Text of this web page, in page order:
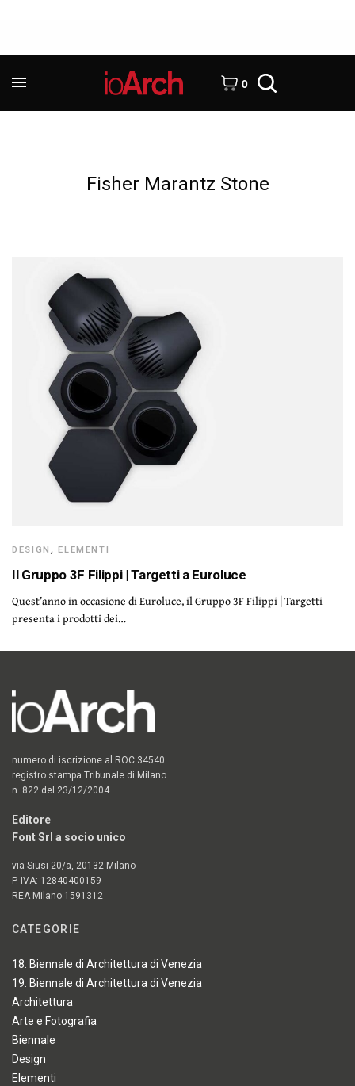
0
Fisher Marantz Stone
DESIGN ,ELEMENTI
Il Gruppo 3F Filippi | Targetti a Euroluce
Quest’anno in occasione di Euroluce, il Gruppo 3F Filippi | Targetti
presenta i prodotti dei…
numero di iscrizione al ROC 34540
registro stampa Tribunale di Milano
n. 822 del 23/12/2004
Editore
Font Srl a socio unico
via Siusi 20/a, 20132 Milano
P. IVA: 12840400159
REA Milano 1591312
CATEGORIE
18. Biennale di Architettura di Venezia
19. Biennale di Architettura di Venezia
Architettura
Arte e Fotografia
Biennale
Design
Elementi